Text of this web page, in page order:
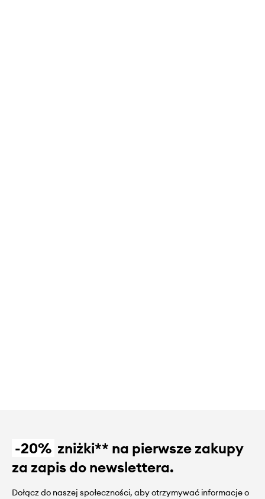
-20% zniżki** na pierwsze zakupy
za zapis do newslettera.
Dołącz do naszej społeczności, aby otrzymywać informacje o